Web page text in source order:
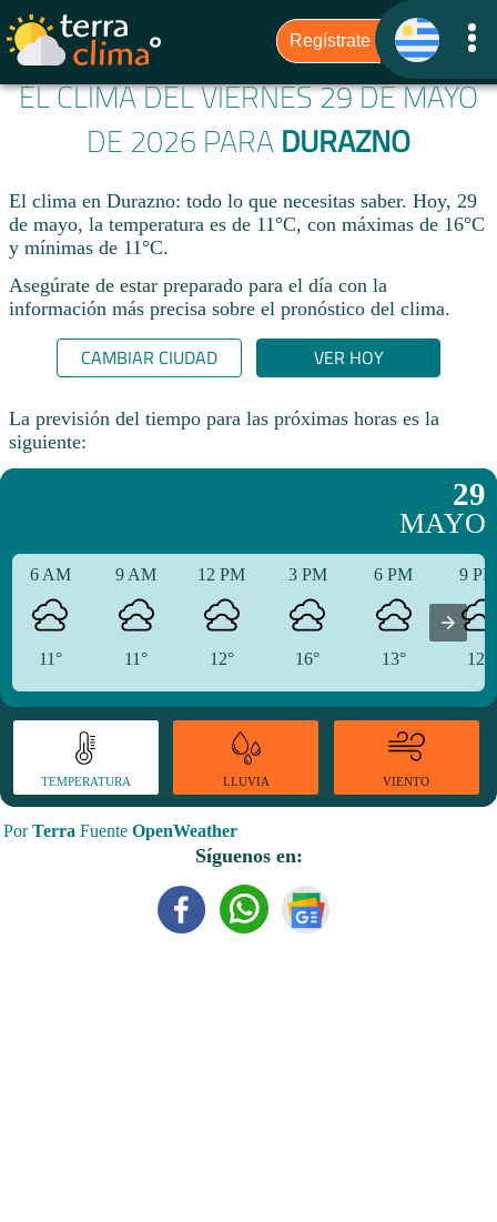
EL CLIMA DEL VIERNES 29 DE MAYO
DE 2026 PARA DURAZNO
El clima en Durazno: todo lo que necesitas saber. Hoy, 29
de mayo, la temperatura es de 11°C, con máximas de 16°C
y mínimas de 11°C.
Asegúrate de estar preparado para el día con la
información más precisa sobre el pronóstico del clima.
CAMBIAR CIUDAD VER HOY
La previsión del tiempo para las próximas horas es la
siguiente:
29
MAYO
6 AM
11°
9 AM
11°
12 PM
12°
3 PM
16°
6 PM
13°
9
12°
TEMPERATURA LLUVIA VIENTO
PorTerra Fuente OpenWeather
Síguenos en: